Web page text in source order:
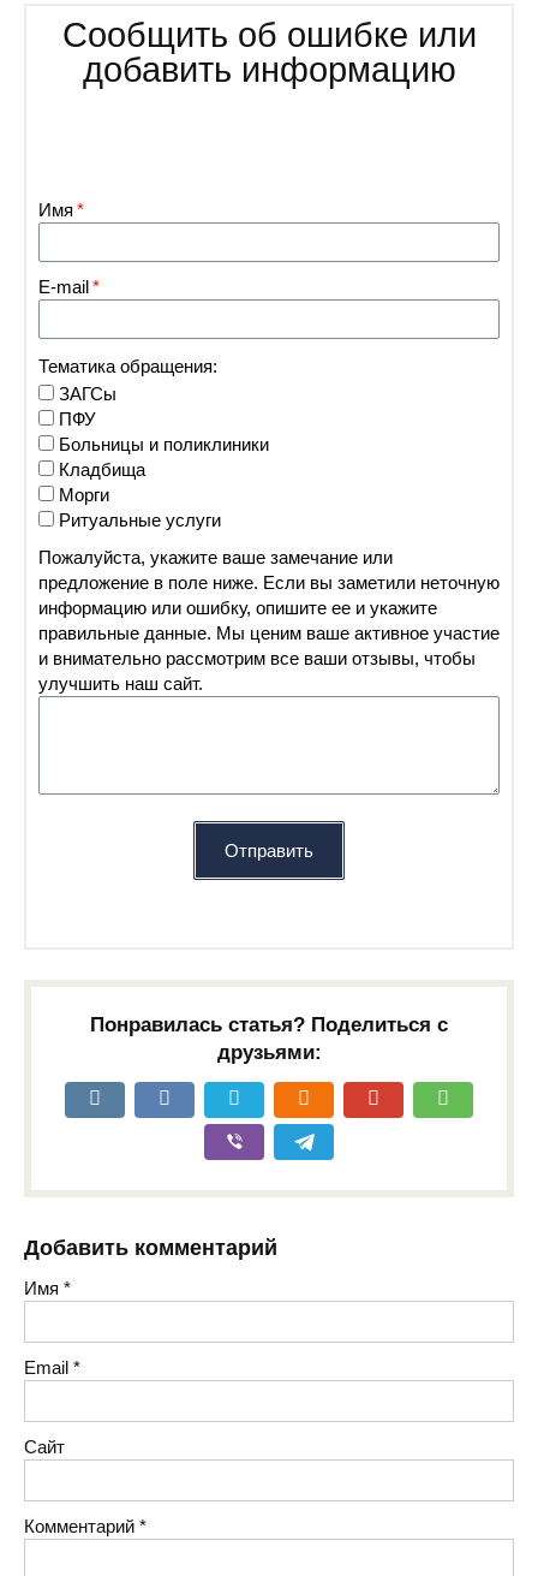
Сообщить об ошибке или
добавить информацию
Имя
E-mail
Тематика обращения:
ЗАГСы
ПФУ
Больницы и поликлиники
Кладбища
Морги
Ритуальные услуги
Пожалуйста, укажите ваше замечание или
предложение в поле ниже. Если вы заметили неточную
информацию или ошибку, опишите ее и укажите
правильные данные. Мы ценим ваше активное участие
и внимательно рассмотрим все ваши отзывы, чтобы
улучшить наш сайт.
Отправить
Понравилась статья? Поделиться с
друзьями:
Добавить комментарий
Имя *
Email *
Сайт
Комментарий *